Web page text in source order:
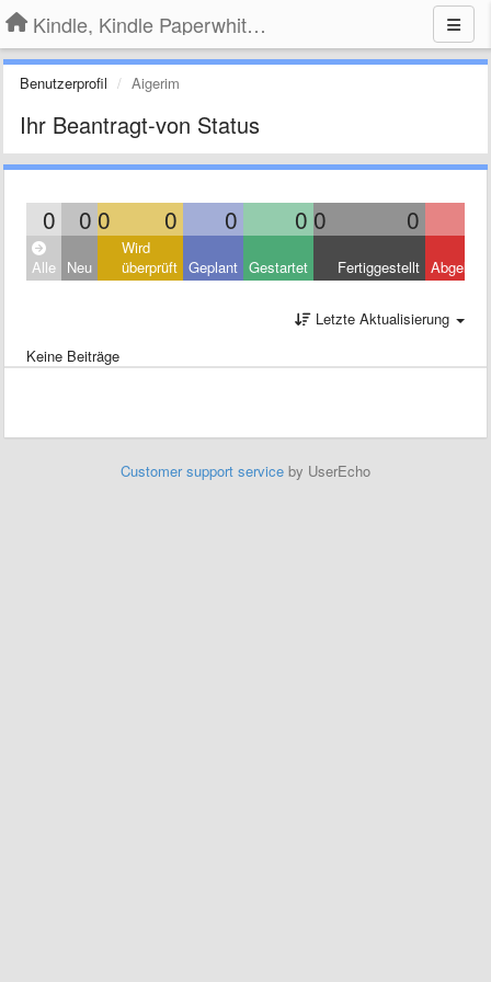
Kindle, Kindle Paperwhite, Kindle Voyage
Benutzerprofil Aigerim
Ihr Beantragt-von Status
0 0 0 0 0 0 0 0
Alle Neu
Wird
überprüft Geplant Gestartet Fertiggestellt
Letzte Aktualisierung
Keine Beiträge
Customer support service by UserEcho